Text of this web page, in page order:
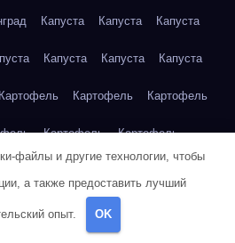
Капуста Капуста Капуста
Капуста Капуста Капуста
Картофель Картофель Картофель
Картофель Картофель
Кейптаун Кейптаун
файлы и другие технологии, чтобы
а также предоставить лучший
опыт. OK